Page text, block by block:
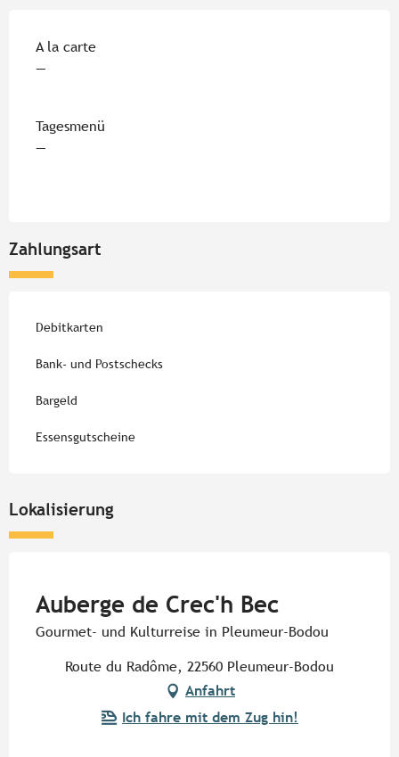
Preise 2026
A la carte
—
Tagesmenü
—
Zahlungsart
Debitkarten
Bank- und Postschecks
Bargeld
Essensgutscheine
Lokalisierung
Auberge de Crec'h Bec
Gourmet- und Kulturreise in Pleumeur-Bodou
Route du Radôme, 22560 Pleumeur-Bodou
Anfahrt
Ich fahre mit dem Zug hin!